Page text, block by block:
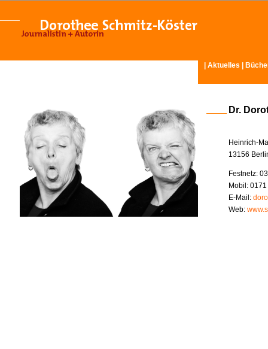
Aktuelles
Dr.
Heinrich-
13156
Festnetz:
Mobil:
E-Mail:
Web: